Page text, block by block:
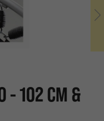
- 102 CM &